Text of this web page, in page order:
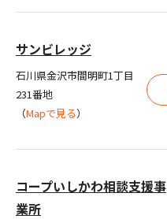
サンビレッジ
石川県金沢市間明町1丁目
231番地
（Mapで見る）
コープいしかわ相談支援事
業所